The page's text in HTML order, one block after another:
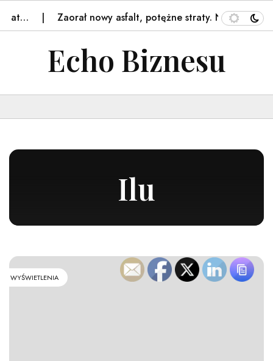
Zaorał nowy asfalt, potężne straty. Nowe informacje
Echo Biznesu
Ilu
WYŚWIETLENIA